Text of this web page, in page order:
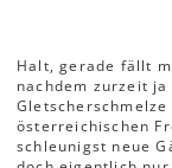
Halt, gerade fällt
nachdem zurzeit
österreichischen
schleunigst neue